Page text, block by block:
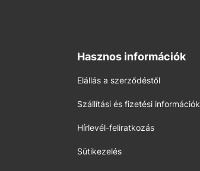
Hasznos információk
Elállás a szerződéstől
Szállítási és fizetési információk
Hírlevél-feliratkozás
Sütikezelés